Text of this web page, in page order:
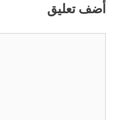
أضف تعليق